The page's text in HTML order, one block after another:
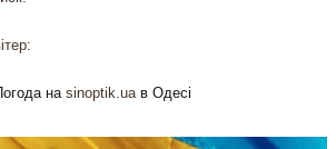
на sinoptik.uaв Одесі